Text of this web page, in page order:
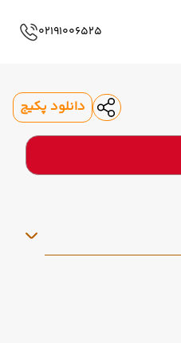
02191006525
دانلود پکیج